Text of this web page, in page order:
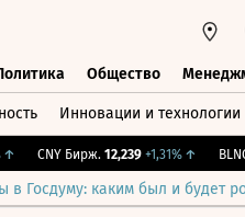
Общество
Инновации и технологии
CNY Бирж. 12,239 +1,31%↑ BLNG
в Госдуму: каким был и будет